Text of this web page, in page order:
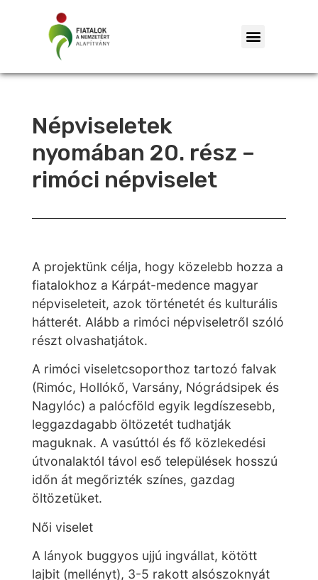
Népviseletek
nyomában 20. rész –
rimóci népviselet
A projektünk célja, hogy közelebb hozza a
fiatalokhoz a Kárpát-medence magyar
népviseleteit, azok történetét és kulturális
hátterét. Alább a rimóci népviseletről szóló
részt olvashatjátok.
A rimóci viseletcsoporthoz tartozó falvak
(Rimóc, Hollókő, Varsány, Nógrádsipek és
Nagylóc) a palócföld egyik legdíszesebb,
leggazdagabb öltözetét tudhatják
maguknak. A vasúttól és fő közlekedési
útvonalaktól távol eső települések hosszú
időn át megőrizték színes, gazdag
öltözetüket.
Női viselet
A lányok buggyos ujjú ingvállat, kötött
lajbit (mellényt), 3-5 rakott alsószoknyát